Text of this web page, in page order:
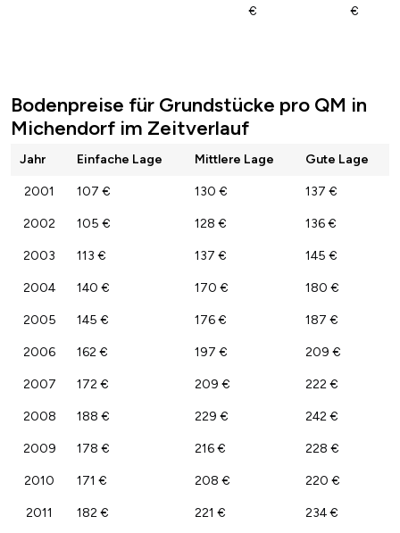
€
€
Bodenpreise für Grundstücke pro QM in
Michendorf im Zeitverlauf
Jahr Einfache Lage Mittlere Lage Gute Lage
2001 107 € 130 € 137 €
2002 105 € 128 € 136 €
2003 113 € 137 € 145 €
2004 140 € 170 € 180 €
2005 145 € 176 € 187 €
2006 162 € 197 € 209 €
2007 172 € 209 € 222 €
2008 188 € 229 € 242 €
2009 178 € 216 € 228 €
2010 171 € 208 € 220 €
2011 182 € 221 € 234 €